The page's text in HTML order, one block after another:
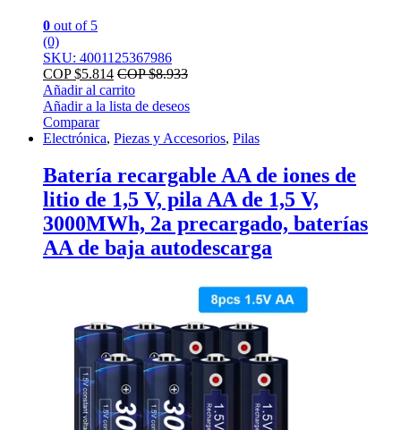
0 out of 5
(0)
SKU: 4001125367986
COP $5.814 COP $8.933
Añadir al carrito
Añadir a la lista de deseos
Comparar
Electrónica, Piezas y Accesorios, Pilas
Batería recargable AA de iones de
litio de 1,5 V, pila AA de 1,5 V,
3000MWh, 2a precargado, baterías
AA de baja autodescarga